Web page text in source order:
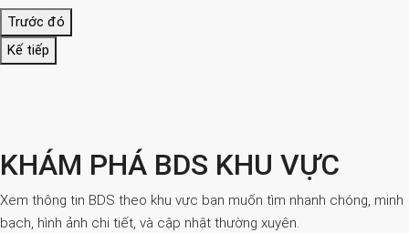
Trước đó
Kế tiếp
KHÁM PHÁ BDS KHU VỰC
Xem thông tin BDS theo khu vực bạn muốn tìm nhanh chóng, minh
bạch, hình ảnh chi tiết, và cập nhật thường xuyên.